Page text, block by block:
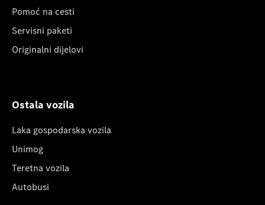
Pomoć na cesti
Servisni paketi
Originalni dijelovi
Ostala vozila
Laka gospodarska vozila
Unimog
Teretna vozila
Autobusi